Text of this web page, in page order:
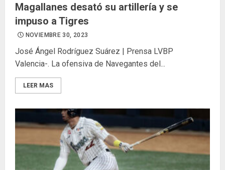
Magallanes desató su artillería y se
impuso a Tigres
NOVIEMBRE 30, 2023
José Ángel Rodríguez Suárez | Prensa LVBP
Valencia-. La ofensiva de Navegantes del...
LEER MAS